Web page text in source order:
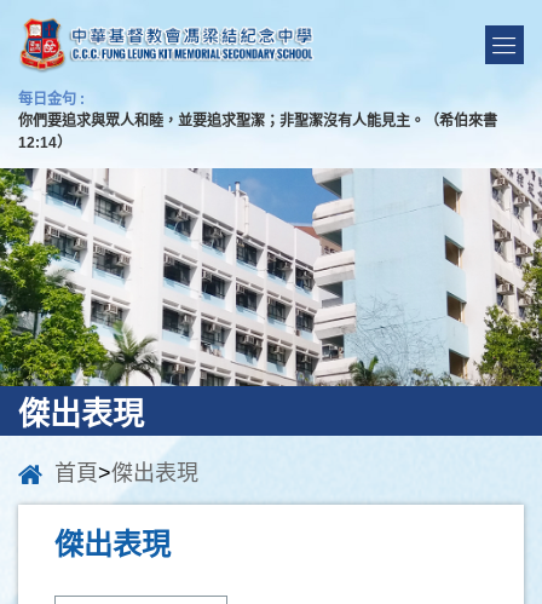
每日金句 :
你們要追求與眾人和睦，並要追求聖潔；非聖潔沒有人能見主。（希伯來書
12:14）
傑出表現
首頁>傑出表現
傑出表現